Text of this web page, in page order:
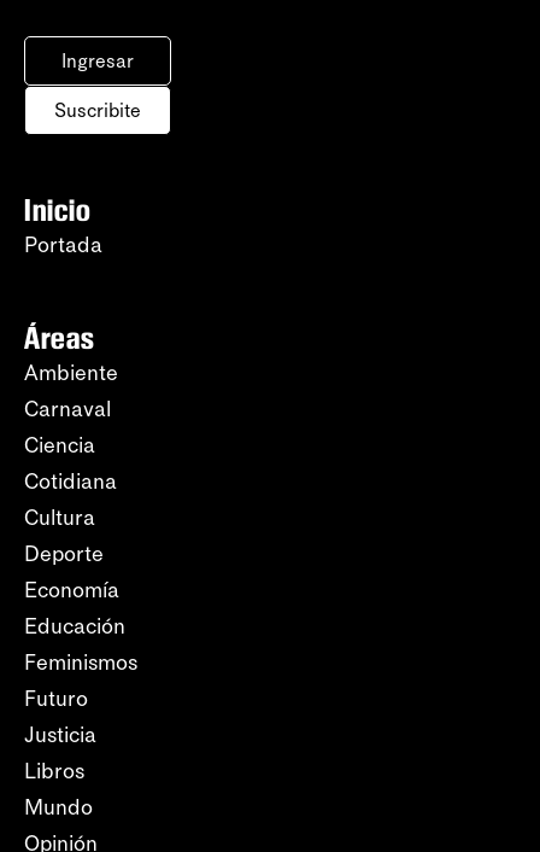
Ingresar
Suscribite
Inicio
Portada
Áreas
Ambiente
Carnaval
Ciencia
Cotidiana
Cultura
Deporte
Economía
Educación
Feminismos
Futuro
Justicia
Libros
Mundo
Opinión